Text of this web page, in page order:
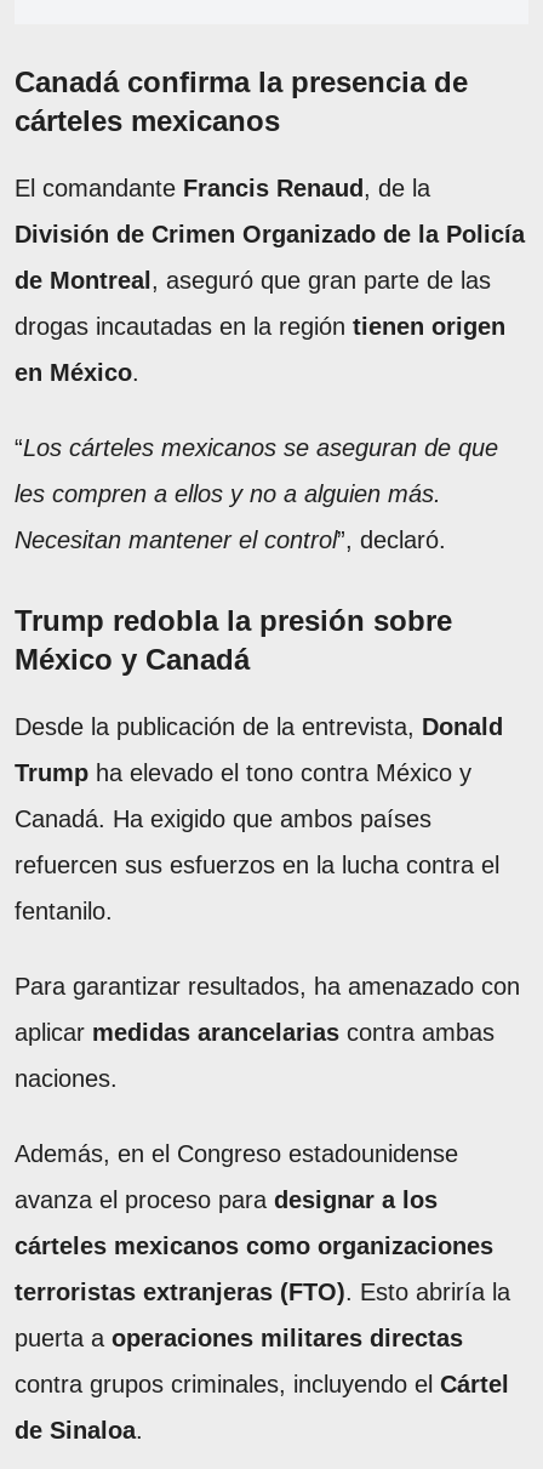
Canadá confirma la presencia de
cárteles mexicanos
El comandante Francis Renaud , de la
División de Crimen Organizado de la Policía
de Montreal , aseguró que gran parte de las
drogas incautadas en la región tienen origen
en México.
“Los cárteles mexicanos se aseguran de que
les compren a ellos y no a alguien más.
Necesitan mantener el control”, declaró.
Trump redobla la presión sobre
México y Canadá
Desde la publicación de la entrevista, Donald
Trump ha elevado el tono contra México y
Canadá. Ha exigido que ambos países
refuercen sus esfuerzos en la lucha contra el
fentanilo.
Para garantizar resultados, ha amenazado con
aplicar medidas arancelarias contra ambas
naciones.
Además, en el Congreso estadounidense
avanza el proceso para designar a los
cárteles mexicanos como organizaciones
terroristas extranjeras (FTO). Esto abriría la
puerta a operaciones militares directas
contra grupos criminales, incluyendo el Cártel
de Sinaloa.